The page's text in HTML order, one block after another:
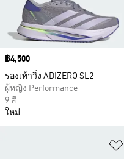
Price
฿4,500
รองเท้าวิ่ง ADIZERO SL2
ผู้หญิง Performance
9 สี
ใหม่